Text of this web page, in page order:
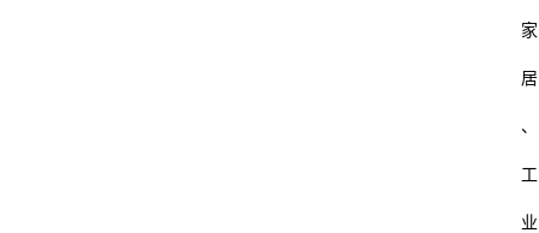
家
居
、
工
业